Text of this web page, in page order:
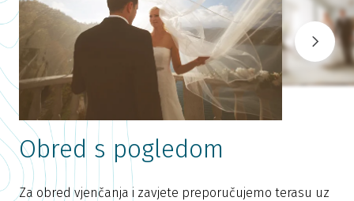
Obred s pogledom
Za obred vjenčanja i zavjete preporučujemo terasu uz